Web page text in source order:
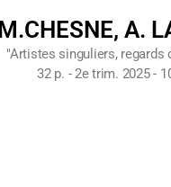
A.
"Artistes singuliers, regards
32 p. - 2e trim. 2025 -